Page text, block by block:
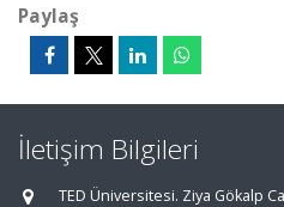
Paylaş
İletişim Bilgileri
TED Üniversitesi. Ziya Gökalp